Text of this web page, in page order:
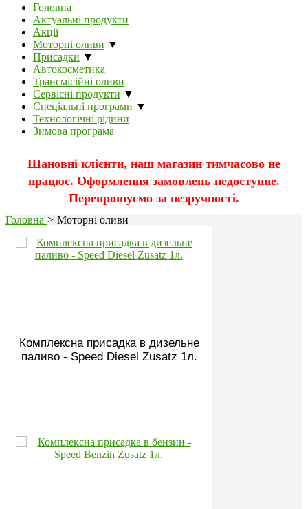
Головна
Актуальні продукти
Акції
Моторні оливи ▼
Присадки ▼
Автокосметика
Трансмісійні оливи
Сервісні продукти ▼
Спеціальні програми ▼
Технологічні рідини
Зимова програма
Шановні клієнти, наш магазин тимчасово не
працює. Оформлення замовлень недоступне.
Перепрошуємо за незручності.
Головна > Моторні оливи
Комплексна присадка в дизельне
паливо - Speed Diesel Zusatz 1л.